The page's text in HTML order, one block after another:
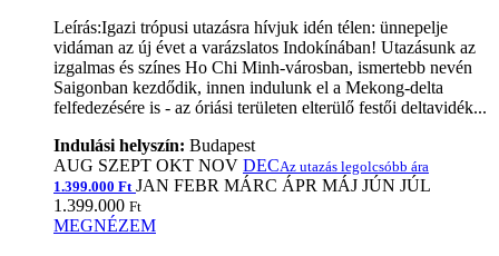
Leírás:Igazi trópusi utazásra hívjuk idén télen: ünnepelje
vidáman az új évet a varázslatos Indokínában! Utazásunk az
izgalmas és színes Ho Chi Minh-városban, ismertebb nevén
Saigonban kezdődik, innen indulunk el a Mekong-delta
felfedezésére is - az óriási területen elterülő festői deltavidék...
Indulási helyszín: Budapest
AUG SZEPT OKT NOV DECAz utazás legolcsóbb ára
1.399.000 Ft JAN FEBR MÁRC ÁPR MÁJ JÚN JÚL
1.399.000 Ft
MEGNÉZEM